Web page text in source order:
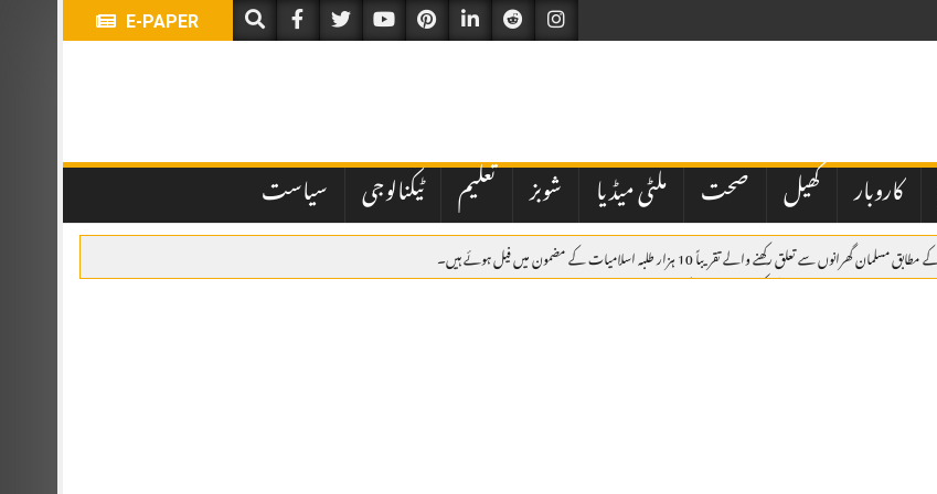
E-PAPER
کاروبار کھیل صحت ملٹی میڈیا شوبز تعلیم ٹیکنالوجی سیاست